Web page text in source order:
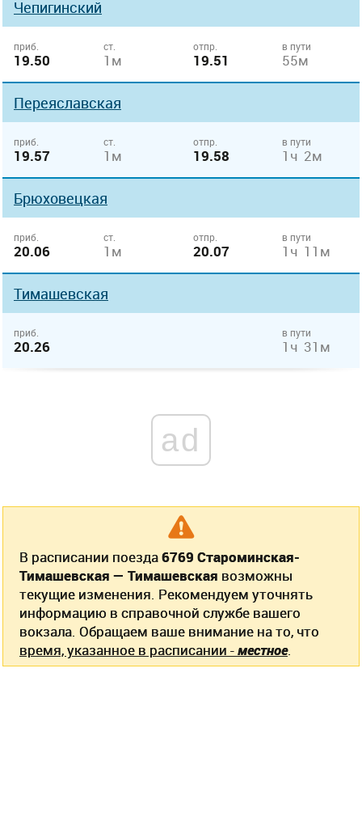
Чепигинский
приб.
19.50
ст.
1м
отпр.
19.51
в пути
55м
Переяславская
приб.
19.57
ст.
1м
отпр.
19.58
в пути
1ч 2м
Брюховецкая
приб.
20.06
ст.
1м
отпр.
20.07
в пути
1ч 11м
Тимашевская
приб.
20.26
в пути
1ч 31м
ad
В расписании поезда6769 Староминская-
Тимашевская — Тимашевская возможны
текущие изменения. Рекомендуем уточнять
информацию в справочной службе вашего
вокзала. Обращаем ваше внимание на то, что
время, указанное в расписании -местное.